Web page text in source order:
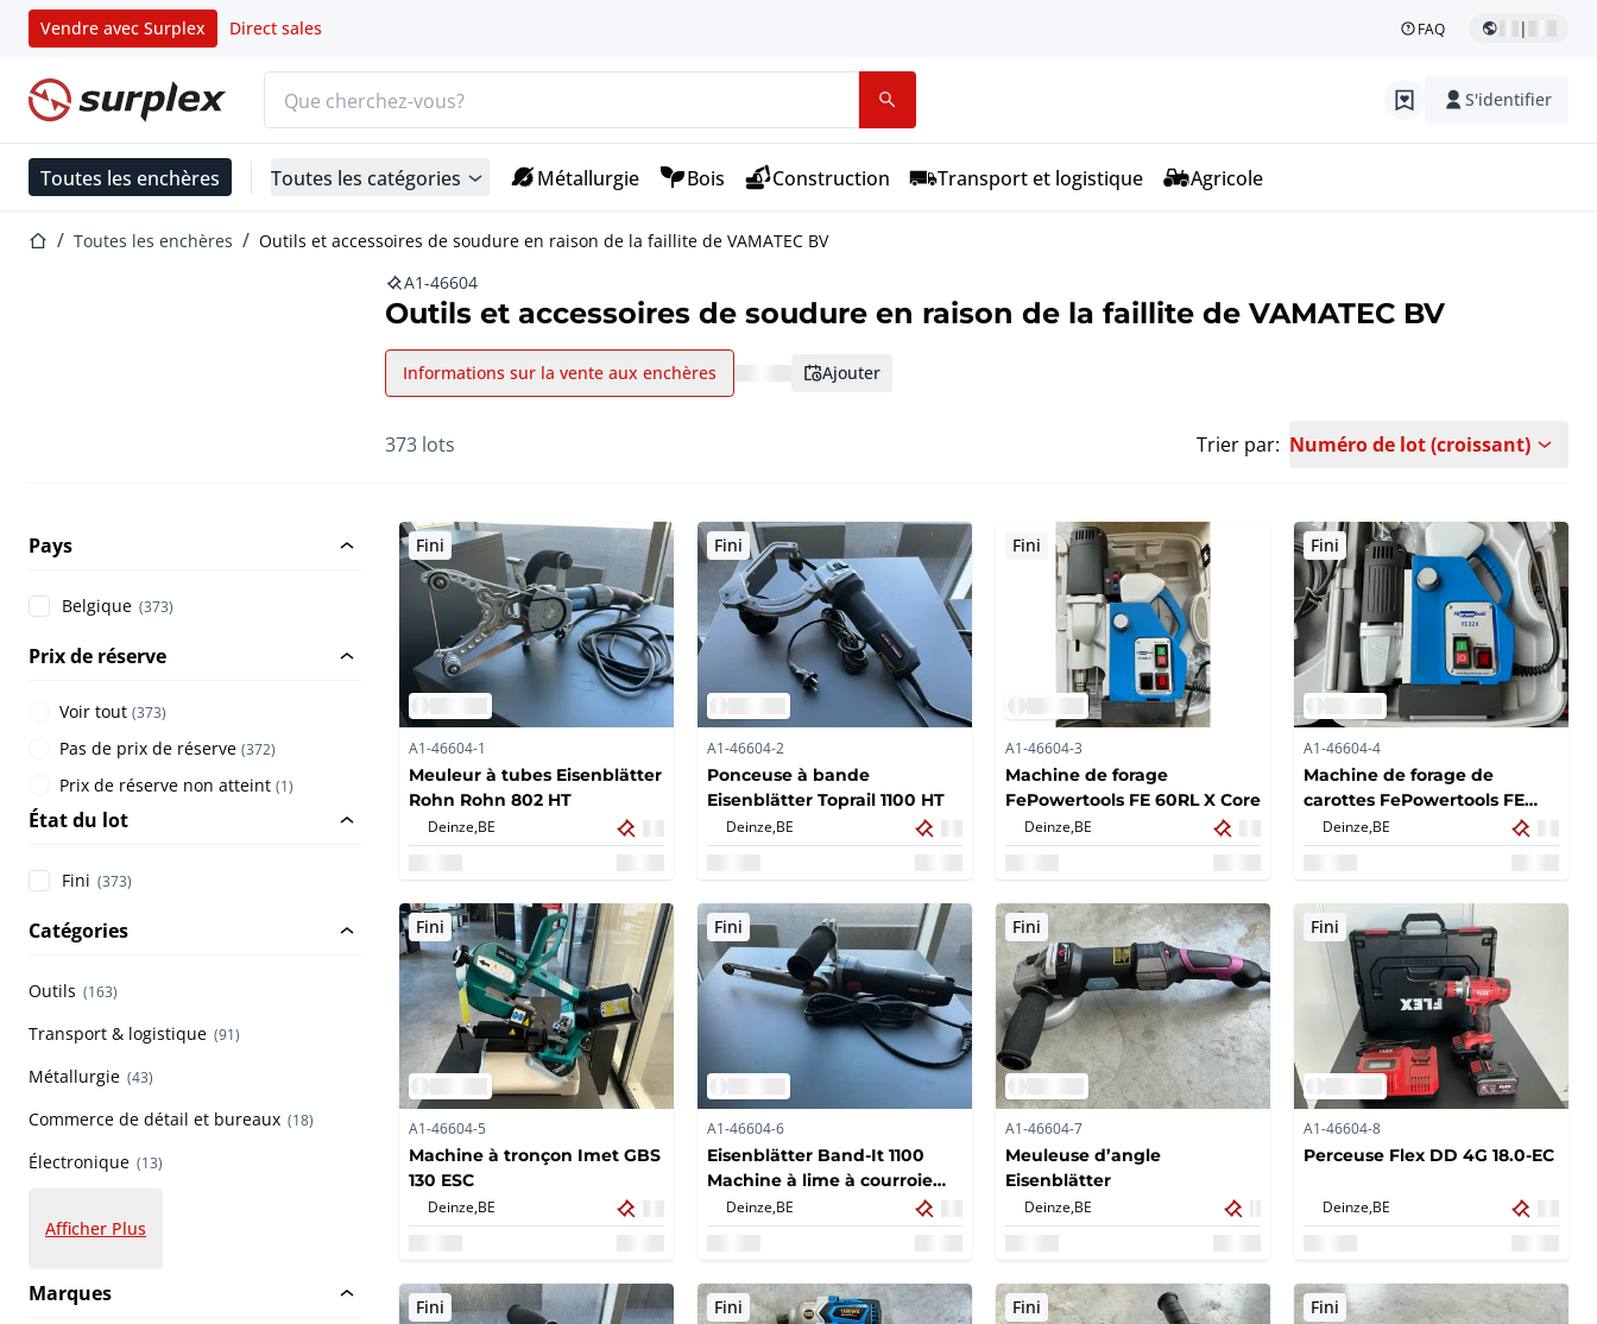
Vendre avec Surplex Direct sales FAQ |
Page d'accueil S'identifier
Toutes les enchères Toutes les catégories Métallurgie Bois Construction Transport et logistique Agricole
Page d'accueil
Toutes les enchères
Outils et accessoires de soudure en raison de la faillite de VAMATEC BV
A1-46604
Outils et accessoires de soudure en raison de la faillite de VAMATEC BV
ajouter
Informations sur la vente aux enchères
373 lots Trier par: Numéro de lot (croissant)
Pays
Belgique (373)
Prix de réserve
Voir tout (373)
Pas de prix de réserve (372)
Prix de réserve non atteint (1)
État du lot
Fini (373)
Catégories
Outils (163)
Transport & logistique (91)
Métallurgie (43)
Commerce de détail et bureaux (18)
Électronique (13)
Afficher Plus
Marques
Fini
A1-46604-1
Meuleur à tubes Eisenblätter
Rohn Rohn 802 HT
Deinze, BE
Fini
A1-46604-2
Ponceuse à bande
Eisenblätter Toprail 1100 HT
Deinze, BE
Fini
A1-46604-3
Machine de forage
FePowertools FE 60RL X Core
Deinze, BE
Fini
A1-46604-4
Machine de forage de
carottes FePowertools FE
32XDeinze, BE
Fini
A1-46604-5
Machine à tronçon Imet GBS
130 ESC
Deinze, BE
Fini
A1-46604-6
Eisenblätter Band-It 1100
Machine à lime à courroie
professionnelle
Deinze, BE
Fini
A1-46604-7
Meuleuse d’angle
Eisenblätter
Deinze, BE
Fini
A1-46604-8
Perceuse Flex DD 4G 18.0-EC
Deinze, BE
Fini Fini Fini Fini